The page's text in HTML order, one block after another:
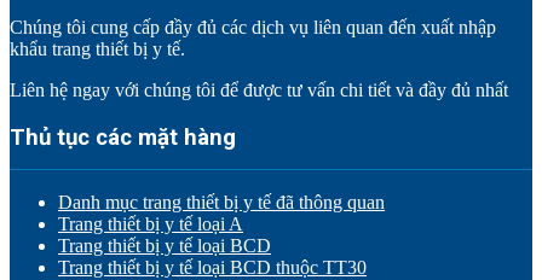
Chúng tôi cung cấp đầy đủ các dịch vụ liên quan đến xuất nhập
khẩu trang thiết bị y tế.
Liên hệ ngay với chúng tôi để được tư vấn chi tiết và đầy đủ nhất
Thủ tục các mặt hàng
Danh mục trang thiết bị y tế đã thông quan
Trang thiết bị y tế loại A
Trang thiết bị y tế loại BCD
Trang thiết bị y tế loại BCD thuộc TT30